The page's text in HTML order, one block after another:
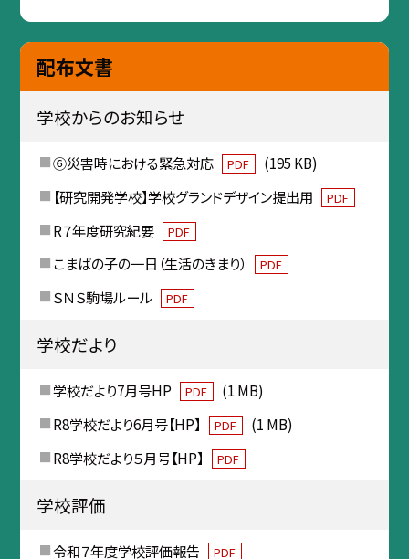
配布文書
学校からのお知らせ
⑥災害時における緊急対応 PDF
(195 KB)
【研究開発学校】学校グランドデザイン提出用
PDF
R７年度研究紀要 PDF
こまばの子の一日（生活のきまり） PDF
ＳＮＳ駒場ルール PDF
学校だより
学校だより7月号HP PDF
(1 MB)
R8学校だより6月号【HP】
PDF
(1 MB)
R8学校だより５月号【HP】
PDF
学校評価
令和７年度学校評価報告 PDF